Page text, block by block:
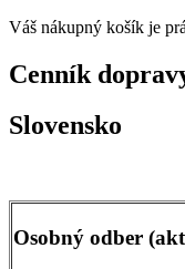
Váš nákupný košík je
Cenník
Slovensko
Osobný odber